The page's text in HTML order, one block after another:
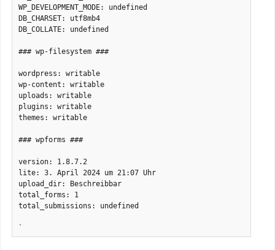
WP_DEVELOPMENT_MODE: undefined
DB_CHARSET: utf8mb4
DB_COLLATE: undefined
### wp-filesystem ###
wordpress: writable
wp-content: writable
uploads: writable
plugins: writable
themes: writable
### wpforms ###
version: 1.8.7.2
lite: 3. April 2024 um 21:07 Uhr
upload_dir: Beschreibbar
total_forms: 1
total_submissions: undefined
`